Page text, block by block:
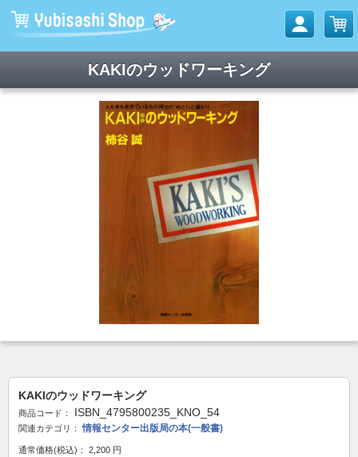
KAKIのウッドワーキング
KAKIのウッドワーキング
商品コード： ISBN_4795800235_KNO_54
関連カテゴリ： 情報センター出版局の本(一般書)
通常価格(税込)： 2,200 円